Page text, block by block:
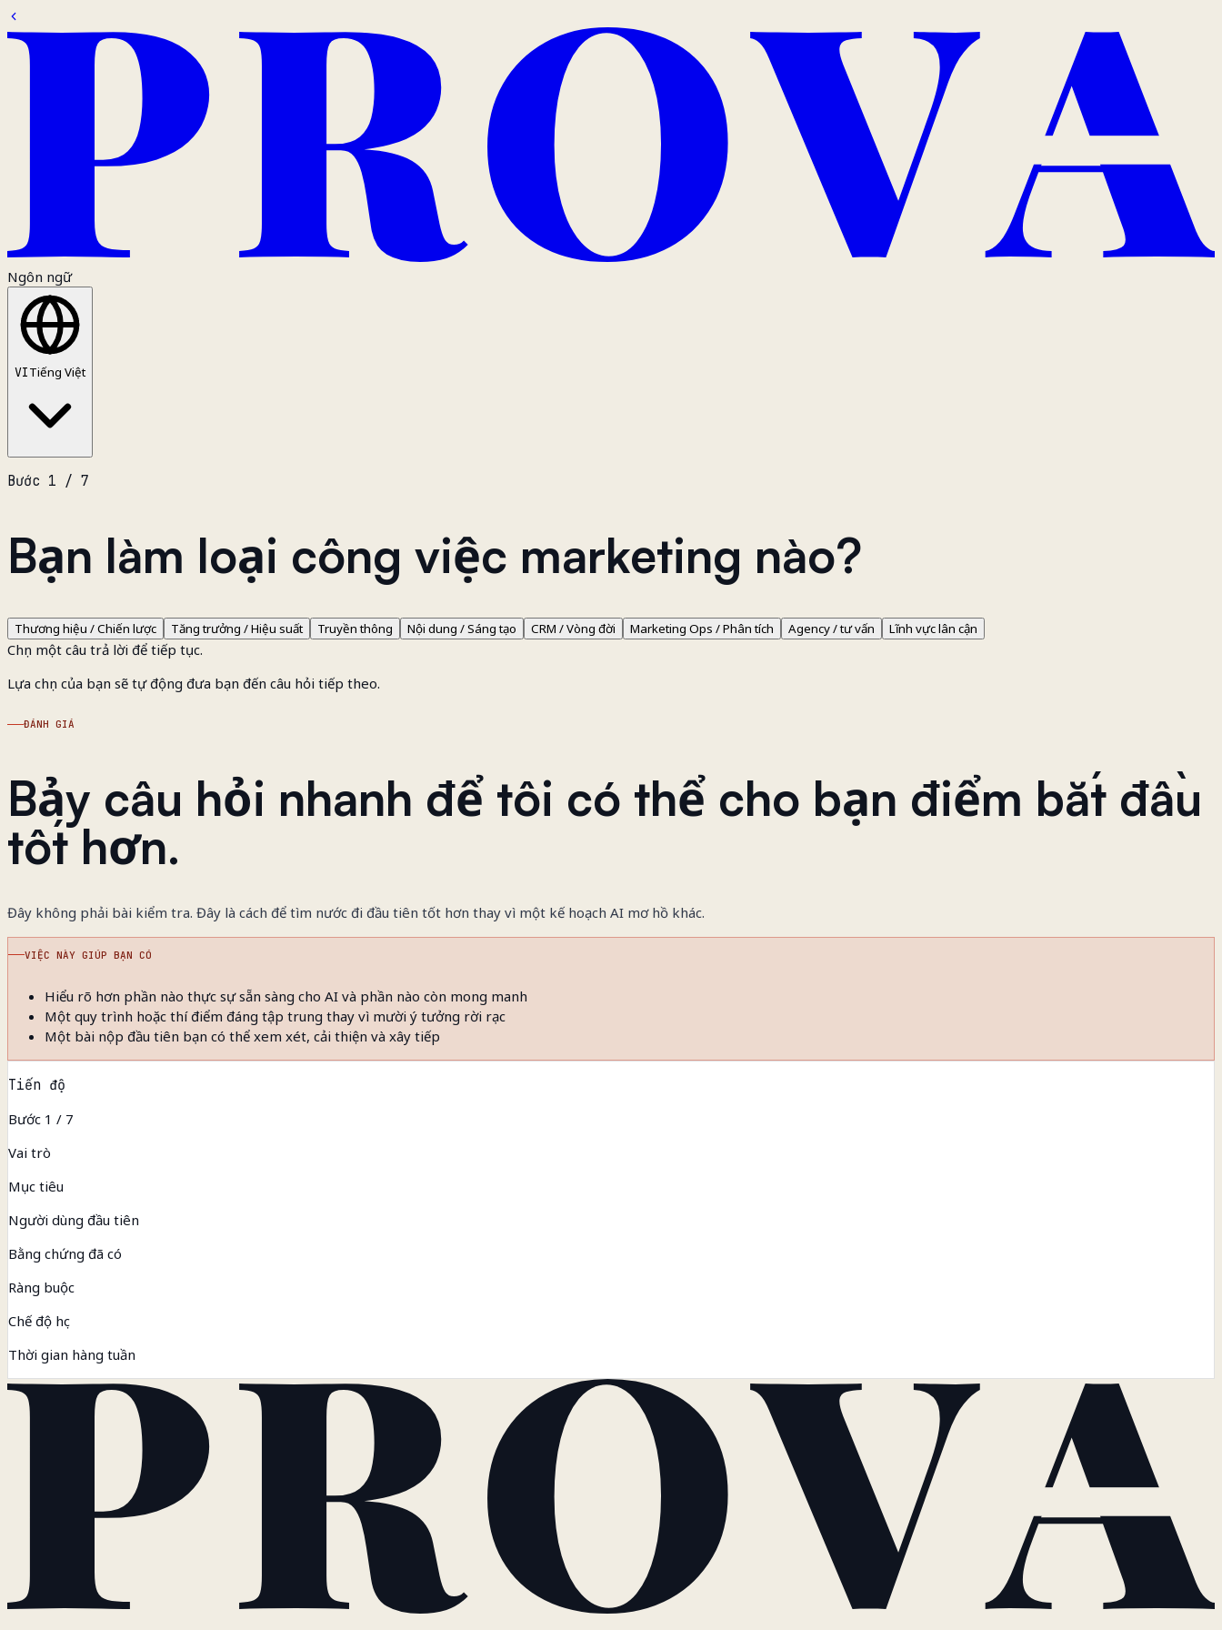
Ngôn ngữ
VITiếng Việt
Bước 1 / 7
Bạn làm loại công việc marketing nào?
Thương hiệu / Chiến lược Tăng trưởng / Hiệu suất Truyền thông Nội dung / Sáng tạo CRM / Vòng đời Marketing Ops / Phân tích Agency / tư vấn Lĩnh vực lân cận
Chọn một câu trả lời để tiếp tục.
Lựa chọn của bạn sẽ tự động đưa bạn đến câu hỏi tiếp theo.
ĐÁNH GIÁ
Bảy câu hỏi nhanh để tôi có thể cho bạn điểm bắt đầu
tốt hơn.
Đây không phải bài kiểm tra. Đây là cách để tìm nước đi đầu tiên tốt hơn thay vì một kế hoạch AI mơ hồ khác.
VIỆC NÀY GIÚP BẠN CÓ
Hiểu rõ hơn phần nào thực sự sẵn sàng cho AI và phần nào còn mong manh
Một quy trình hoặc thí điểm đáng tập trung thay vì mười ý tưởng rời rạc
Một bài nộp đầu tiên bạn có thể xem xét, cải thiện và xây tiếp
Tiến độ
Bước 1 / 7
Vai trò
Mục tiêu
Người dùng đầu tiên
Bằng chứng đã có
Ràng buộc
Chế độ học
Thời gian hàng tuần